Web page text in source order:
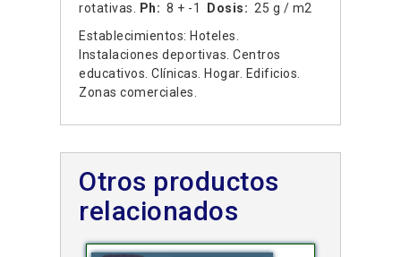
rotativas. Ph:8 + -1 Dosis:25 g / m2
Establecimientos: Hoteles.
Instalaciones deportivas. Centros
educativos. Clínicas. Hogar. Edificios.
Zonas comerciales.
Otros productos
relacionados